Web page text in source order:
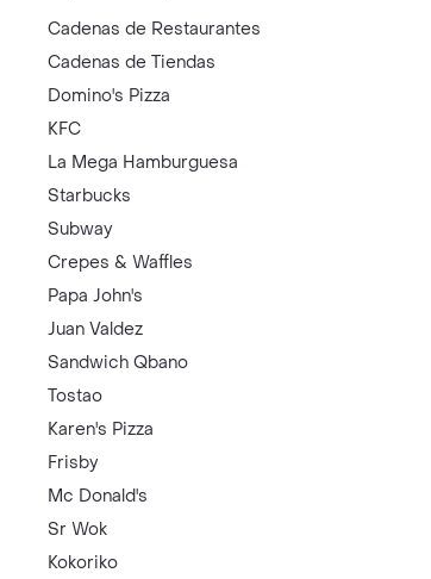
Cadenas de Restaurantes
Cadenas de Tiendas
Domino's Pizza
KFC
La Mega Hamburguesa
Starbucks
Subway
Crepes & Waffles
Papa John's
Juan Valdez
Sandwich Qbano
Tostao
Karen's Pizza
Frisby
Mc Donald's
Sr Wok
Kokoriko